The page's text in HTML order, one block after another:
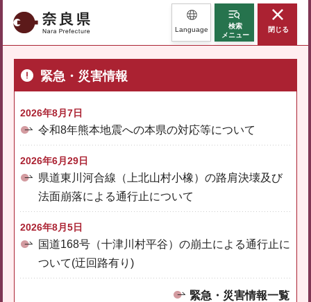
奈良県 Language
検索
メニュー
閉じる
緊急・災害情報
2026年8月7日
令和8年熊本地震への本県の対応等について
2026年6月29日
県道東川河合線（上北山村小橡）の路肩決壊及び
法面崩落による通行止について
2026年8月5日
国道168号（十津川村平谷）の崩土による通行止に
ついて(迂回路有り)
緊急・災害情報一覧